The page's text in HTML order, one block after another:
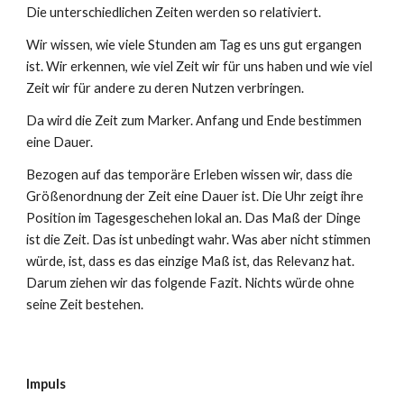
Die unterschiedlichen Zeiten werden so relativiert.
Wir wissen, wie viele Stunden am Tag es uns gut ergangen
ist. Wir erkennen, wie viel Zeit wir für uns haben und wie viel
Zeit wir für andere zu deren Nutzen verbringen.
Da wird die Zeit zum Marker. Anfang und Ende bestimmen
eine Dauer.
Bezogen auf das temporäre Erleben wissen wir, dass die
Größenordnung der Zeit eine Dauer ist. Die Uhr zeigt ihre
Position im Tagesgeschehen lokal an. Das Maß der Dinge
ist die Zeit. Das ist unbedingt wahr. Was aber nicht stimmen
würde, ist, dass es das einzige Maß ist, das Relevanz hat.
Darum ziehen wir das folgende Fazit. Nichts würde ohne
seine Zeit bestehen.
Impuls